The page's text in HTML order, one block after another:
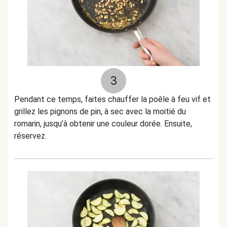
3
Pendant ce temps, faites chauffer la poêle à feu vif et
grillez les pignons de pin, à sec avec la moitié du
romarin, jusqu’à obtenir une couleur dorée. Ensuite,
réservez.